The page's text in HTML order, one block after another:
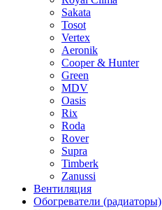
Sakata
Tosot
Vertex
Aeronik
Cooper & Hunter
Green
MDV
Oasis
Rix
Roda
Rover
Supra
Timberk
Zanussi
Вентиляция
Обогреватели (радиаторы)